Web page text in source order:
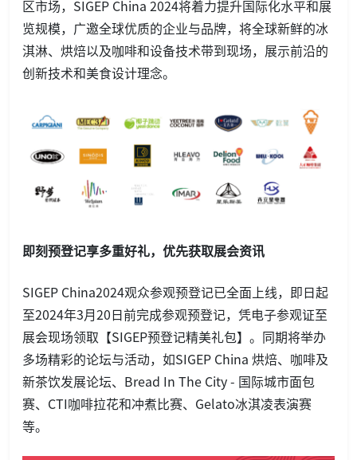
区市场，SIGEP China 2024将着力提升国际化水平和展
览规模，广邀全球优质的企业与品牌，将全球新鲜的冰
淇淋、烘焙以及咖啡和设备技术带到现场，展示前沿的
创新技术和美食设计理念。
即刻预登记享多重好礼，优先获取展会资讯
SIGEP China2024观众参观预登记已全面上线，即日起
至2024年3月20日前完成参观预登记，凭电子参观证至
展会现场领取【SIGEP预登记精美礼包】。同期将举办
多场精彩的论坛与活动，如SIGEP China 烘焙、咖啡及
新茶饮发展论坛、Bread In The City - 国际城市面包
赛、CTI咖啡拉花和冲煮比赛、Gelato冰淇凌表演赛
等。